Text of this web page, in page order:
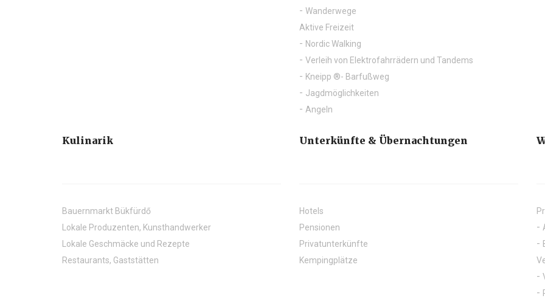
Ottó Toboz (Otto Tannenzapfen) Öko-Abenteuer
Wanderwege
Aktive Freizeit
Nordic Walking
Verleih von Elektrofahrrädern und Tandems
Kneipp ®- Barfußweg
Jagdmöglichkeiten
Bauernmarkt Bükfürdő
Lokale Produzenten, Kunsthandwerker
Lokale Geschmäcke und Rezepte
Hotels
Pensionen
Privatunterkünfte